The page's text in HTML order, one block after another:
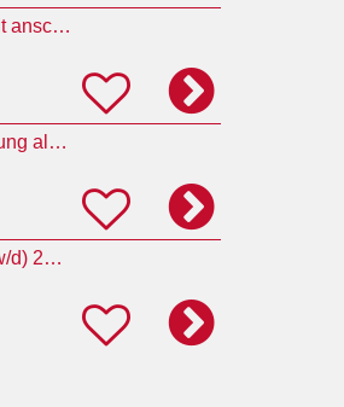
Ausbildung zum Notfallsanitäter (m/w/d) mit anschließender beamtenrechtlicher Laufbahnausbildung
Disponent/in mit abgeschlossener Ausbildung als Notfallsanitäter/in
Ausbildung zum/zur Notfallsanitäter/in (m/w/d) 2027